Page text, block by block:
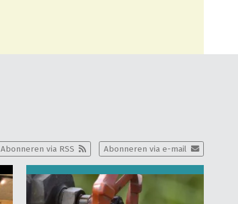
Abonneren via e-mail
Abonneren via RSS